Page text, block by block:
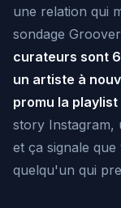
une relation qui
sondage
curateurs sont
un artiste à
promu la playlist
story Instagram,
et ça signale
quelqu'un qui